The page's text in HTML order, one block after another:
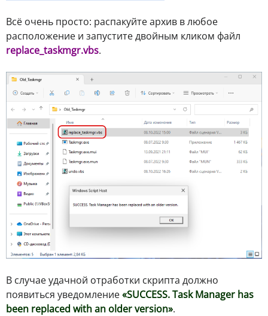
Всё очень просто: распакуйте архив в любое
расположение и запустите двойным кликом файл
replace_taskmgr.vbs.
В случае удачной отработки скрипта должно
появиться уведомление«SUCCESS. Task Manager has
been replaced with an older version».